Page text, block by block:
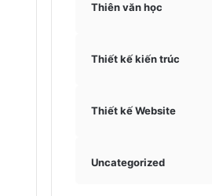
Thiên văn học
Thiết kế kiến trúc
Thiết kế Website
Uncategorized